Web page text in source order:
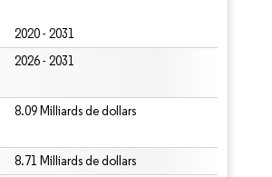
2020 - 2031
2026 - 2031
8.09 Milliards de dollars
8.71 Milliards de dollars